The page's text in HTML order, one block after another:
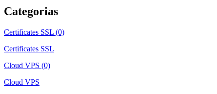
Categorias
Certificates SSL (0)
Certificates SSL
Cloud VPS (0)
Cloud VPS